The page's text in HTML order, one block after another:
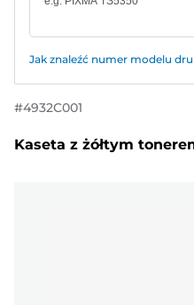
Jak znaleźć numer modelu
#4932C001
Kaseta z żółtym